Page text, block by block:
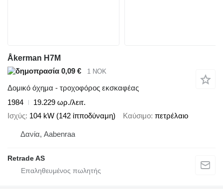
Åkerman H7M
0,09 €
1 NOK
Δομικό όχημα - τροχοφόρος εκσκαφέας
1984
19.229 ωρ./λειτ.
Ισχύς 104 kW (142 ίπποδύναμη) Καύσιμο πετρέλαιο
Δανία, Aabenraa
Retrade AS